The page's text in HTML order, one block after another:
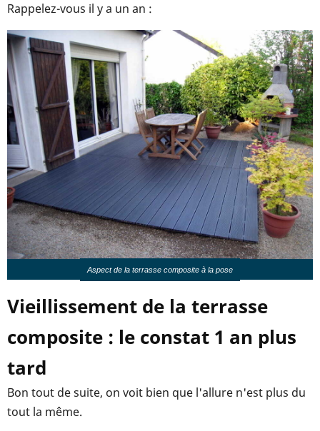
Rappelez-vous il y a un an :
Aspect de la terrasse composite à la pose
Vieillissement de la terrasse
composite : le constat 1 an plus
tard
Bon tout de suite, on voit bien que l'allure n'est plus du
tout la même.